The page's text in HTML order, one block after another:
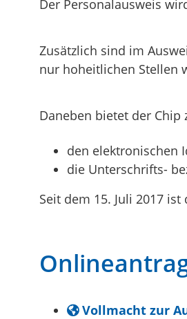
Der Personalausweis
Zusätzlich sind im
nur hoheitlichen Stellen
Daneben bietet der Chip
den elektronischen
die Unterschrifts-
Seit dem 15. Juli 2017
Vollmacht zur